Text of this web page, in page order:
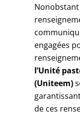
engagées
l’Unité
(Uniteem)
de ces